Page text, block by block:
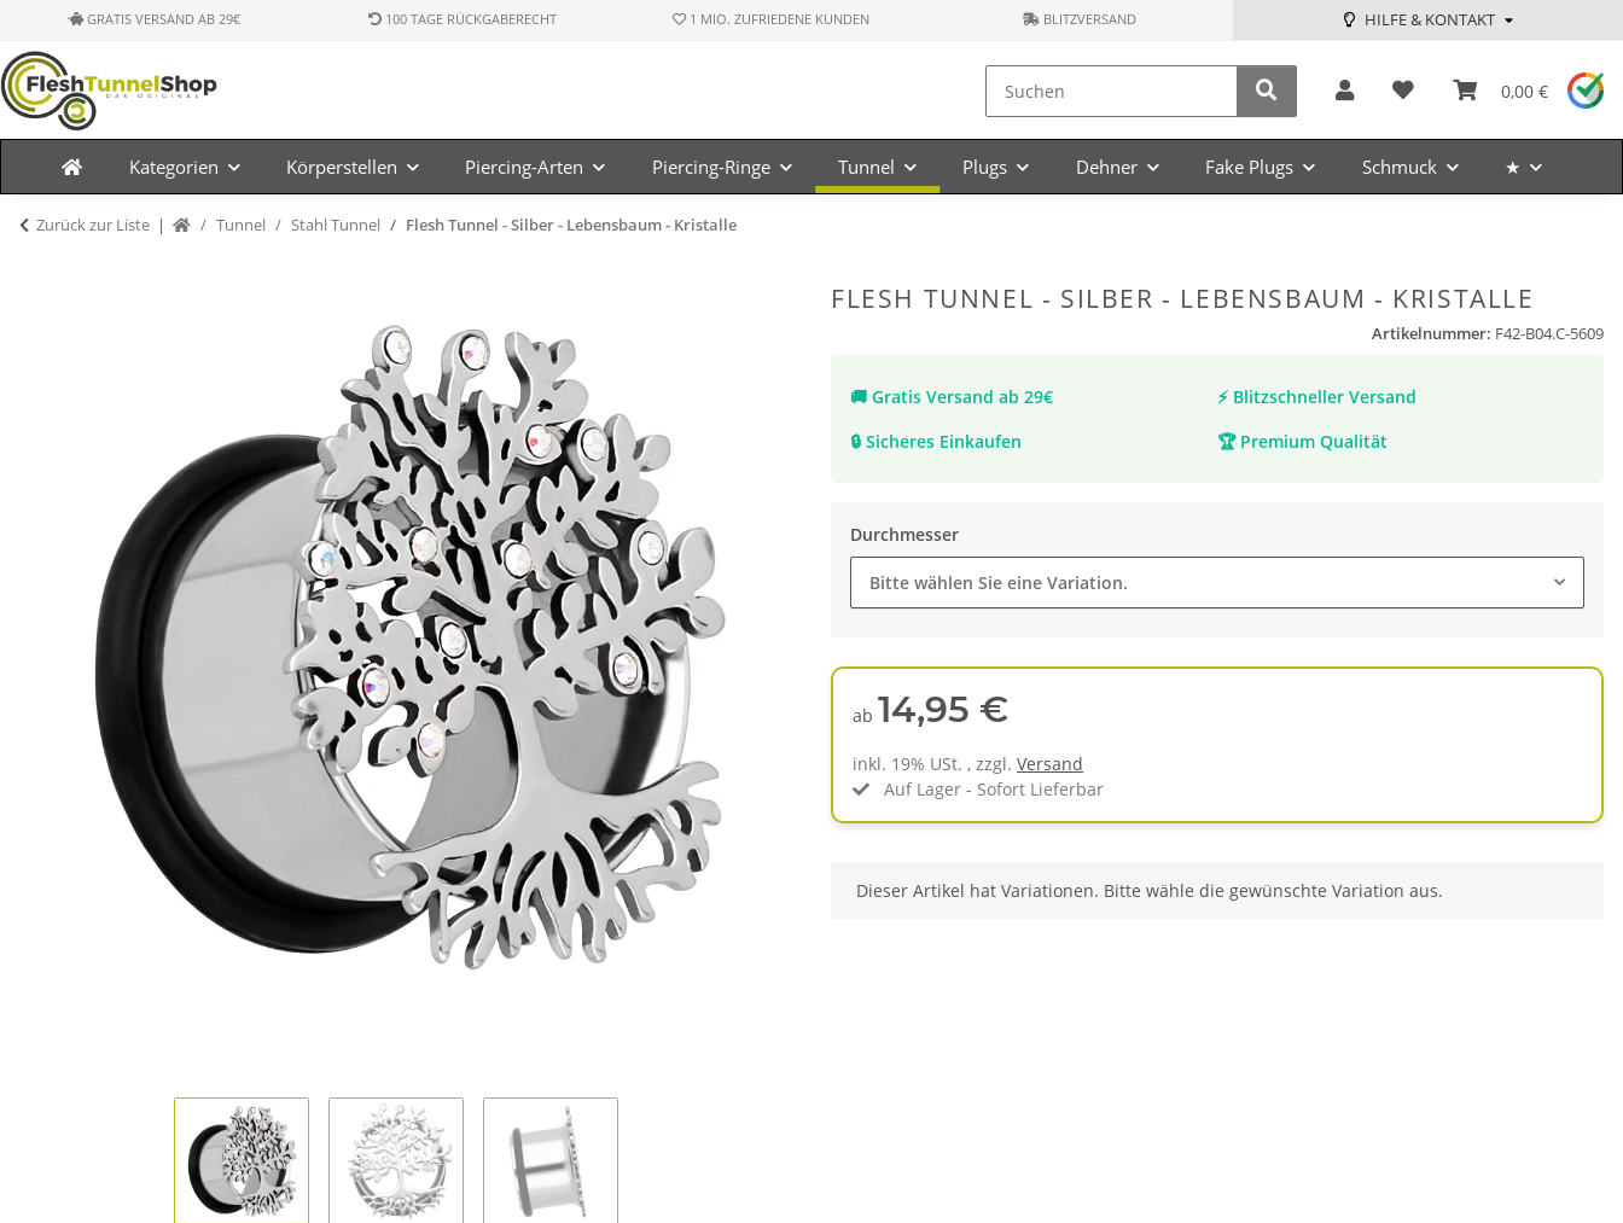
GRATIS VERSAND AB 29€ 100 TAGE RÜCKGABERECHT 1 MIO. ZUFRIEDENE KUNDEN BLITZVERSAND HILFE & KONTAKT
0,00 €
Kategorien Körperstellen Piercing-Arten Piercing-Ringe Tunnel Plugs Dehner Fake Plugs Schmuck ★
Zurück zur Liste Tunnel Stahl Tunnel Flesh Tunnel - Silber - Lebensbaum - Kristalle
FLESH TUNNEL - SILBER - LEBENSBAUM - KRISTALLE
Artikelnummer: F42-B04.C-5609
🚚 Gratis Versand ab 29€ ⚡ Blitzschneller Versand
🔒 Sicheres Einkaufen 🏆 Premium Qualität
Durchmesser
Bitte wählen Sie eine Variation.
ab 14,95 €
inkl. 19% USt. , zzgl. Versand
Auf Lager - Sofort Lieferbar
x
Dieser Artikel hat Variationen. Bitte wähle die gewünschte Variation aus.